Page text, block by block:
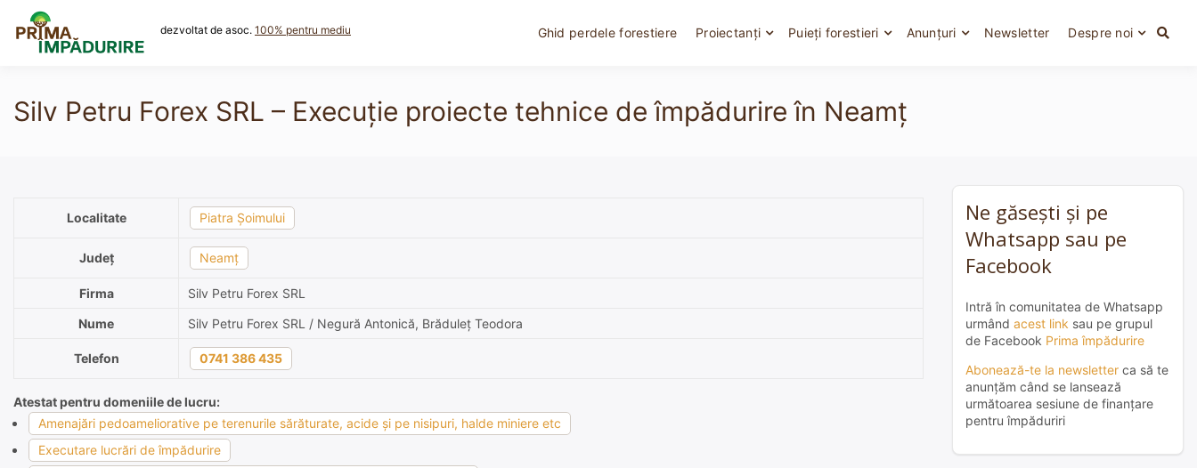
content
dezvoltat de asoc. 100% pentru mediu Ghid perdele forestiere Proiectanți Puieți forestieri Anunțuri Newsletter Despre noi
Silv Petru Forex SRL – Execuție proiecte tehnice de împădurire în Neamț
Localitate Piatra Șoimului
Județ Neamț
Firma
Silv Petru Forex SRL
Nume
Silv Petru Forex SRL / Negură Antonică, Brăduleț Teodora
Telefon 0741 386 435
Atestat pentru domeniile de lucru:
Amenajări pedoameliorative pe terenurile sărăturate, acide şi pe nisipuri, halde miniere etc
Executare lucrări de împădurire
Ne găsești și pe
Whatsapp sau pe
Facebook
Intră în comunitatea de Whatsapp
urmând acest link sau pe grupul
de Facebook Prima împădurire
Abonează-te la newsletter ca să te
anunțăm când se lansează
următoarea sesiune de finanțare
pentru împăduriri